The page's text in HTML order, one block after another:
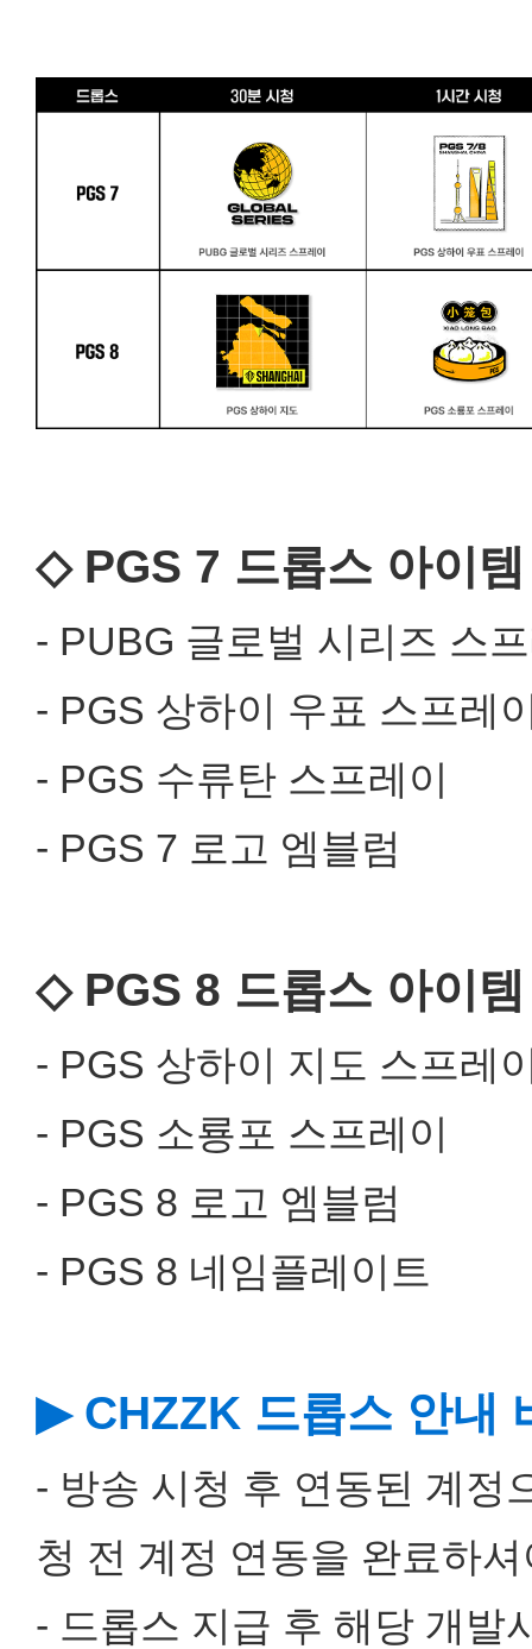
◇ PGS 7 드롭스 아이
- PUBG 글로벌 시리즈 스
- PGS 상하이 우표 스프레
- PGS 수류탄 스프레이
- PGS 7 로고 엠블럼
◇ PGS 8 드롭스 아이
- PGS 상하이 지도 스프레
- PGS 소룡포 스프레이
- PGS 8 로고 엠블럼
- PGS 8 네임플레이트
▶ CHZZK 드롭스 안내
- 방송 시청 후 연동된 계정
청 전 계정 연동을 완료하
- 드롭스 지급 후 해당 개발